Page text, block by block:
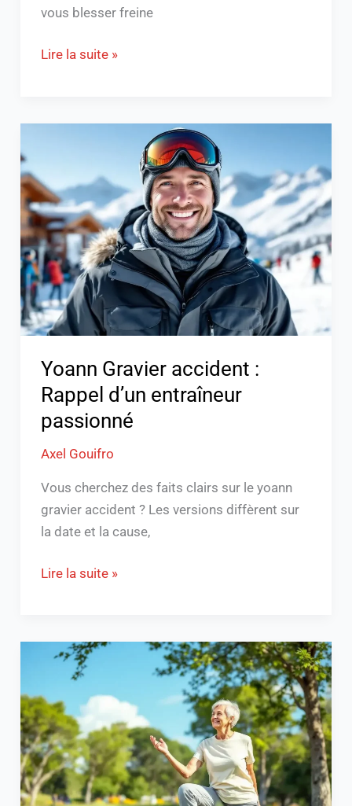
vous blesser freine
Lire la suite »
Yoann Gravier accident :
Rappel d’un entraîneur
passionné
Axel Gouifro
Vous cherchez des faits clairs sur le yoann
gravier accident ? Les versions diffèrent sur
la date et la cause,
accident
:
Rappel
d’un
entraîneur
passionné
Lire la suite »
Exercices
soulager
l’arthrose
de
la
hanche